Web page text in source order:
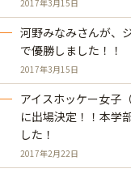
2017年3月15日
河野みなみさんが、
で優勝しました！！
2017年3月15日
アイスホッケー女子
に出場決定！！本学
した！
2017年2月22日